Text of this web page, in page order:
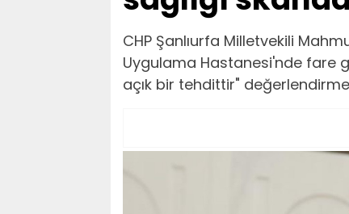
CHP Şanlıurfa Milletvekili
Uygulama Hastanesi'nde fare
açık bir tehdittir"